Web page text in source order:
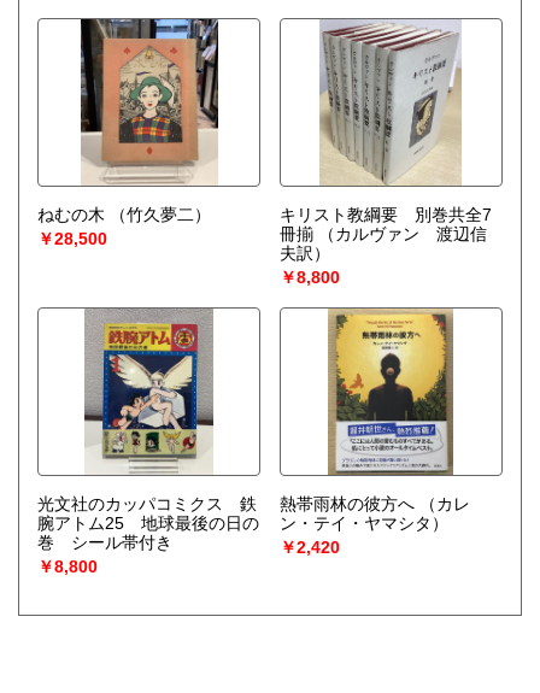
ねむの木
（竹久夢二）
￥28,500
キリスト教綱要 別巻共全7
冊揃
（カルヴァン 渡辺信
夫訳）
￥8,800
光文社のカッパコミクス 鉄
腕アトム25 地球最後の日の
巻 シール帯付き
￥8,800
熱帯雨林の彼方へ
（カレ
ン・テイ・ヤマシタ）
￥2,420